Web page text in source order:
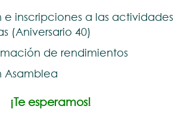
e inscripciones a las actividades
(Aniversario 40)
de rendimientos
Asamblea
¡Te esperamos!